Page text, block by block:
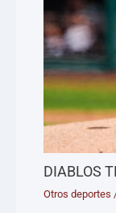
DIABLOS
Otros deportes